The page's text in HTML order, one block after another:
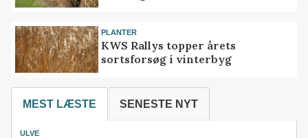
PLANTER
KWS Rallys topper årets
sortsforsøg i vinterbyg
MEST LÆSTE SENESTE NYT
ULVE